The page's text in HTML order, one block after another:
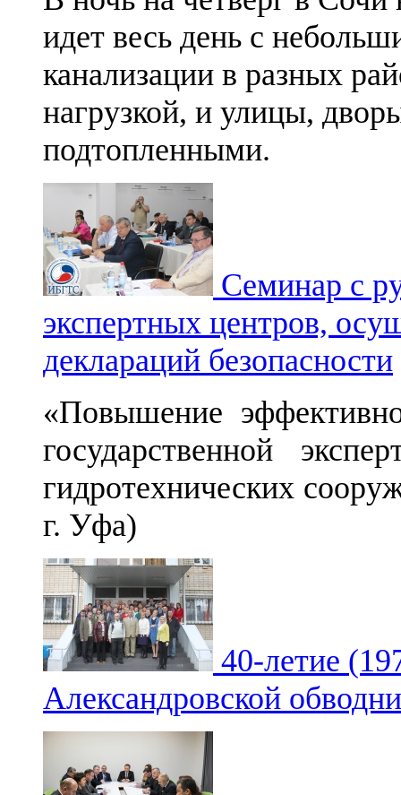
идет весь день с
канализации в разных
нагрузкой, и улицы,
подтопленными.
Семинар с
экспертных центров,
деклараций безопасности
«Повышение
государственной
гидротехнических
г. Уфа)
40-летие
Александровской